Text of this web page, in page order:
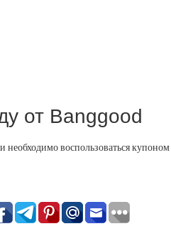
от Banggood
воспользоваться